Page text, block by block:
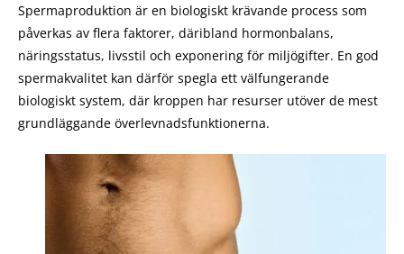
Spermaproduktion är en biologiskt krävande process som
påverkas av flera faktorer, däribland hormonbalans,
näringsstatus, livsstil och exponering för miljögifter. En god
spermakvalitet kan därför spegla ett välfungerande
biologiskt system, där kroppen har resurser utöver de mest
grundläggande överlevnadsfunktionerna.